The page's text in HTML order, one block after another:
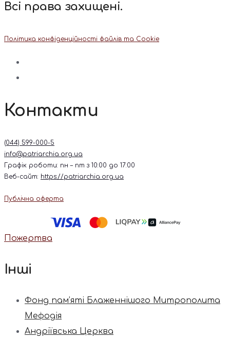
Всі права захищені.
Політика конфіденційності файлів та Cookie
Контакти
(044) 599-000-5
info@patriarchia.org.ua
Графік роботи: пн – пт з 10:00 до 17:00
Веб-сайт: https://patriarchia.org.ua
Публічна оферта
Пожертва
Інші
Фонд пам’яті Блаженнішого Митрополита
Мефодія
Андріївська Церква